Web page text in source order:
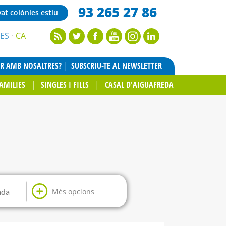
colònies estiu 93 265 27 86
ES CA
AMB NOSALTRES?
SUBSCRIU-TE AL NEWSLETTER
SINGLES I FILLS CASAL D'AIGUAFREDA
Més opcions